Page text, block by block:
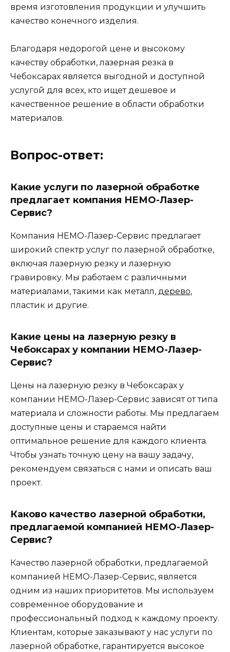
время изготовления продукции и улучшить
качество конечного изделия.
Благодаря недорогой цене и высокому
качеству обработки, лазерная резка в
Чебоксарах является выгодной и доступной
услугой для всех, кто ищет дешевое и
качественное решение в области обработки
материалов.
Вопрос-ответ:
Какие услуги по лазерной обработке
предлагает компания НЕМО-Лазер-
Сервис?
Компания НЕМО-Лазер-Сервис предлагает
широкий спектр услуг по лазерной обработке,
включая лазерную резку и лазерную
гравировку. Мы работаем с различными
материалами, такими как металл, дерево,
пластик и другие.
Какие цены на лазерную резку в
Чебоксарах у компании НЕМО-Лазер-
Сервис?
Цены на лазерную резку в Чебоксарах у
компании НЕМО-Лазер-Сервис зависят от типа
материала и сложности работы. Мы предлагаем
доступные цены и стараемся найти
оптимальное решение для каждого клиента.
Чтобы узнать точную цену на вашу задачу,
рекомендуем связаться с нами и описать ваш
проект.
Каково качество лазерной обработки,
предлагаемой компанией НЕМО-Лазер-
Сервис?
Качество лазерной обработки, предлагаемой
компанией НЕМО-Лазер-Сервис, является
одним из наших приоритетов. Мы используем
современное оборудование и
профессиональный подход к каждому проекту.
Клиентам, которые заказывают у нас услуги по
лазерной обработке, гарантируется высокое